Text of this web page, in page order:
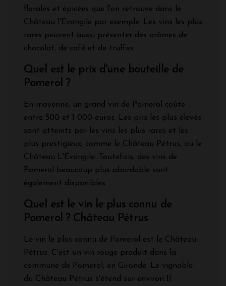
florales et épicées que l'on retrouve dans le
Château l'Evangile par exemple. Les vins les plus
rares peuvent aussi présenter des arômes de
chocolat, de café et de truffes.
Quel est le prix d'une bouteille de
Pomerol ?
En moyenne, un grand vin de Pomerol coûte
entre 500 et 1 000 euros. Les prix les plus élevés
sont atteints par les vins les plus rares et les
plus prestigieux, comme le Château Pétrus, ou le
Château L'Évangile. Toutefois, des vins de
Pomerol beaucoup plus abordable sont
également disponibles.
Quel est le vin le plus connu de
Pomerol ? Château Pétrus
Le vin le plus connu de Pomerol est le Château
Pétrus. C'est un vin rouge produit dans la
commune de Pomerol, en Gironde. Le vignoble
du Château Pétrus s'étend sur environ 11